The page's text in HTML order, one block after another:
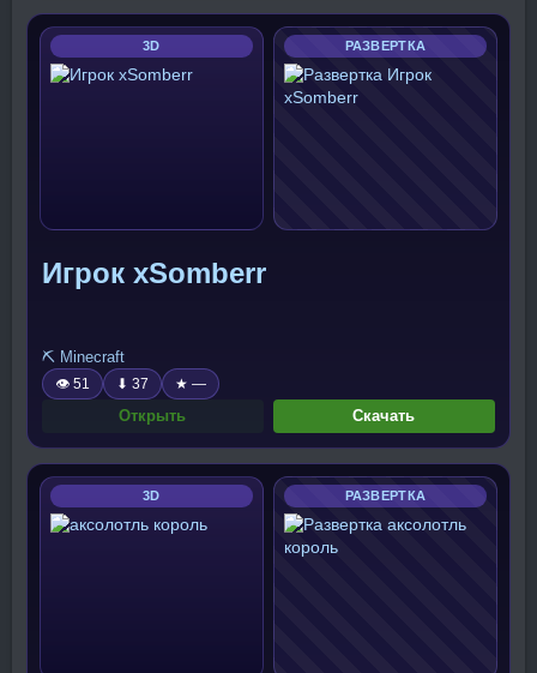
3D РАЗВЕРТКА
Игрок xSomberr
⛏️ Minecraft
👁 51 ⬇ 37 ★ —
Открыть Скачать
3D РАЗВЕРТКА